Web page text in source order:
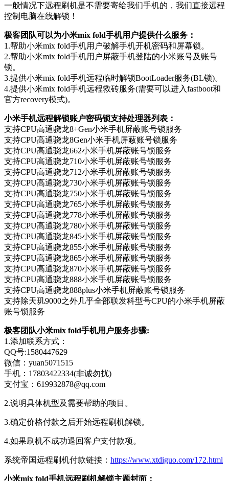
一般情况下远程刷机是不需要寄给我们手机的，我们直接远程
控制电脑在线解锁！
极客团队可以为小米mix fold手机用户提供什么服务：
1.帮助小米mix fold手机用户破解手机开机密码和屏幕锁。
2.帮助小米mix fold手机用户屏蔽手机登陆的小米账号及账号
锁。
3.提供小米mix fold手机远程临时解锁BootLoader服务(BL锁)。
4.提供小米mix fold手机远程救砖服务(需要可以进入fastboot和
官方recovery模式)。
小米手机远程解锁账户密码锁支持处理器列表：
支持CPU高通骁龙8+Gen小米手机屏蔽账号锁服务
支持CPU高通骁龙8Gen小米手机屏蔽账号锁服务
支持CPU高通骁龙662小米手机屏蔽账号锁服务
支持CPU高通骁龙710小米手机屏蔽账号锁服务
支持CPU高通骁龙712小米手机屏蔽账号锁服务
支持CPU高通骁龙730小米手机屏蔽账号锁服务
支持CPU高通骁龙750小米手机屏蔽账号锁服务
支持CPU高通骁龙765小米手机屏蔽账号锁服务
支持CPU高通骁龙778小米手机屏蔽账号锁服务
支持CPU高通骁龙780小米手机屏蔽账号锁服务
支持CPU高通骁龙845小米手机屏蔽账号锁服务
支持CPU高通骁龙855小米手机屏蔽账号锁服务
支持CPU高通骁龙865小米手机屏蔽账号锁服务
支持CPU高通骁龙870小米手机屏蔽账号锁服务
支持CPU高通骁龙888小米手机屏蔽账号锁服务
支持CPU高通骁龙888plus小米手机屏蔽账号锁服务
支持除天玑9000之外几乎全部联发科型号CPU的小米手机屏蔽
账号锁服务
极客团队小米mix fold手机用户服务步骤:
1.添加联系方式：
QQ号:1580447629
微信：yuan5071515
手机：17803422334(非诚勿扰)
支付宝：619932878@qq.com
2.说明具体机型及需要帮助的项目。
3.确定价格付款之后开始远程刷机解锁。
4.如果刷机不成功退回客户支付款项。
系统帝国远程刷机付款链接： https://www.xtdiguo.com/172.html
小米mix fold手机远程刷机解锁主题封面：